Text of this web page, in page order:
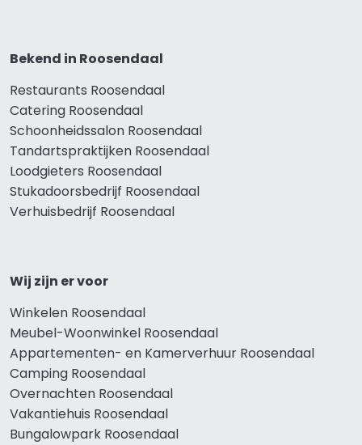
Bekend in Roosendaal
Restaurants Roosendaal
Catering Roosendaal
Schoonheidssalon Roosendaal
Tandartspraktijken Roosendaal
Loodgieters Roosendaal
Stukadoorsbedrijf Roosendaal
Verhuisbedrijf Roosendaal
Wij zijn er voor
Winkelen Roosendaal
Meubel-Woonwinkel Roosendaal
Appartementen- en Kamerverhuur Roosendaal
Camping Roosendaal
Overnachten Roosendaal
Vakantiehuis Roosendaal
Bungalowpark Roosendaal